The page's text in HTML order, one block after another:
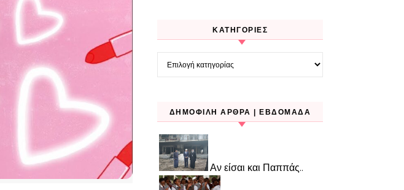
KΑΤΗΓΟΡΊΕΣ
Kατηγορίες
ΔΗΜΟΦΙΛΉ ΆΡΘΡΑ | ΕΒΔΟΜΆΔΑ
Αν είσαι και Παππάς..